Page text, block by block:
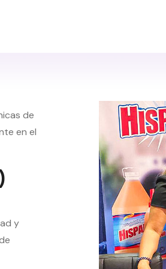
de
en el
y